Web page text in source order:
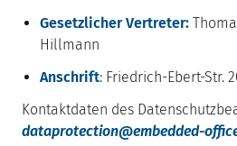
Gesetzlicher Vertreter:
Hillmann
Anschrift: Friedrich-Ebert-Str.
Kontaktdaten des
dataprotection@embedded-